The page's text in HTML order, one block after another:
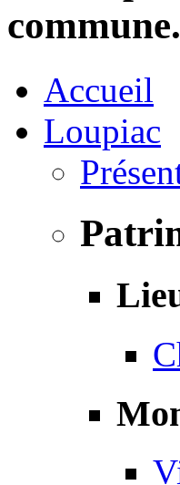
commune.
Accueil
Loupiac